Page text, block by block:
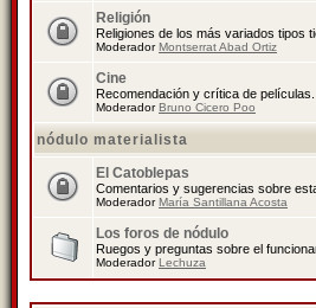
Religión
Religiones de los más variados tipos
ModeradorMontserrat Abad Ortiz
Cine
Recomendación y crítica de películas.
ModeradorBruno Cicero Poo
nódulo materialista
El Catoblepas
Comentarios y sugerencias sobre
ModeradorMaría Santillana Acosta
Los foros de nódulo
Ruegos y preguntas sobre el
ModeradorLechuza